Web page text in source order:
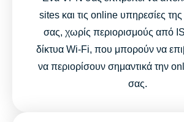
sites και τις online υπηρεσίες
σας, χωρίς περιορισμούς από
δίκτυα Wi-Fi, που μπορούν να
να περιορίσουν σημαντικά την
σας.